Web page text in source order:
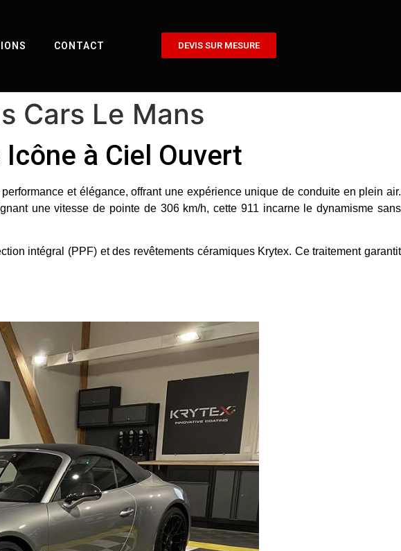
CONTACT DEVIS SUR MESURE
Cars Le Mans
à Ciel Ouvert
et élégance, offrant une expérience unique de conduite en plein air.
une vitesse de pointe de 306 km/h, cette 911 incarne le dynamisme sans
intégral (PPF) et des revêtements céramiques Krytex. Ce traitement garantit